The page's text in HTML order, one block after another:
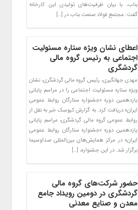
بناب، با بیان ظرفیت‌های تولیدی این کارخانه
گفت: مجتمع فولاد صنعت بناب در […]
اعطای نشان ویژه ستاره مسئولیت
اجتماعی به رئیس گروه مالی
گردشگری
مهدی جهانگیری، رئیس گروه مالی گردشگری، نشان
ویژه ستاره مسئولیت اجتماعی را در مراسم پایانی
یازدهمین دوره «جشنواره ستارگان روابط‌ عمومی
ایران» دریافت کرد. به گزارش کیوسک خبر به نقل از
روابط عمومی گروه مالی گردشگری، مراسم پایانی
یازدهمین دوره «جشنواره ستارگان روابط‌ عمومی
ایران» در مرکز همایش‌های بین‌المللی صداوسیما
برگزار شد. در این جشنواره، […]
حضور شرکت‌های گروه مالی
گردشگری در دومین رویداد جامع
معدن و صنایع معدنی